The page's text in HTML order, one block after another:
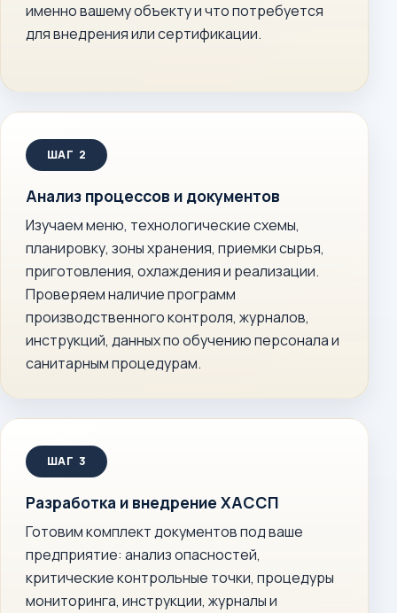
именно вашему объекту и что потребуется
для внедрения или сертификации.
Анализ процессов и документов
Изучаем меню, технологические схемы,
планировку, зоны хранения, приемки сырья,
приготовления, охлаждения и реализации.
Проверяем наличие программ
производственного контроля, журналов,
инструкций, данных по обучению персонала и
санитарным процедурам.
Разработка и внедрение ХАССП
Готовим комплект документов под ваше
предприятие: анализ опасностей,
критические контрольные точки, процедуры
мониторинга, инструкции, журналы и